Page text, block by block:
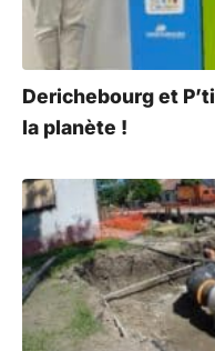
Derichebourg et
la planète !